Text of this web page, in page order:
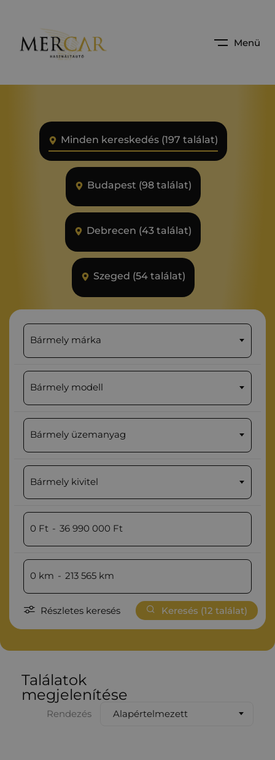
Menü
Minden kereskedés (197 találat)
Budapest (98 találat)
Debrecen (43 találat)
Szeged (54 találat)
Bármely márka
Bármely modell
Bármely üzemanyag
Bármely kivitel
0 Ft - 36 990 000 Ft
0 km - 213 565 km
Részletes keresés Keresés (12 találat)
Találatok
megjelenítése
Rendezés Alapértelmezett